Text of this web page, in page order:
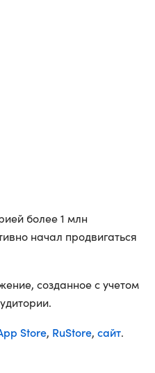
более 1 млн
начал продвигаться
созданное с учетом
Store, RuStore, сайт.